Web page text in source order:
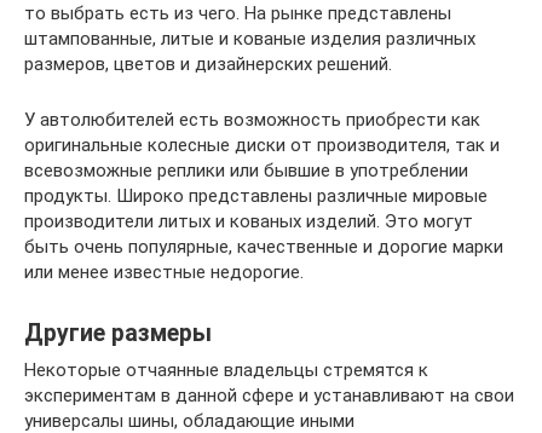
то выбрать есть из чего. На рынке представлены
штампованные, литые и кованые изделия различных
размеров, цветов и дизайнерских решений.
У автолюбителей есть возможность приобрести как
оригинальные колесные диски от производителя, так и
всевозможные реплики или бывшие в употреблении
продукты. Широко представлены различные мировые
производители литых и кованых изделий. Это могут
быть очень популярные, качественные и дорогие марки
или менее известные недорогие.
Другие размеры
Некоторые отчаянные владельцы стремятся к
экспериментам в данной сфере и устанавливают на свои
универсалы шины, обладающие иными